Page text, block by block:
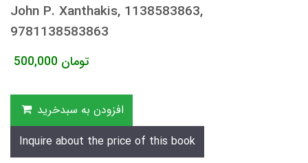
John P. Xanthakis, 1138583863,
9781138583863
500,000 تومان
افزودن به سبدخرید
Inquire about the price of this book